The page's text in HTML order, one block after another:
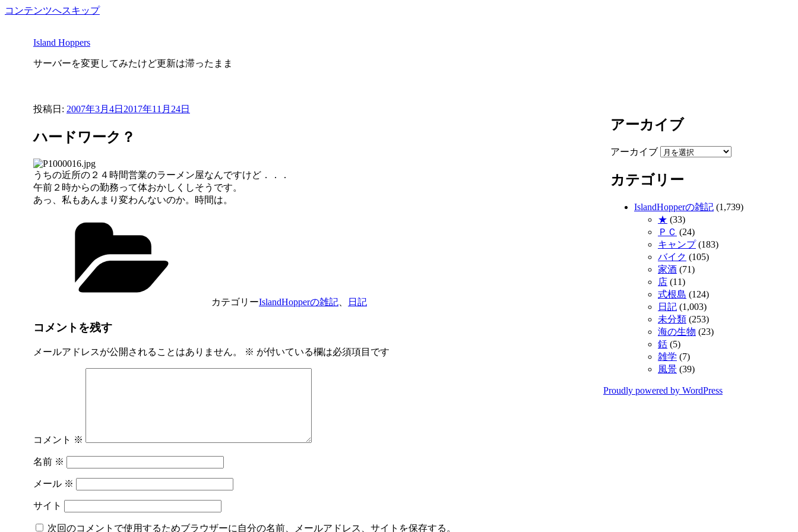
コンテンツへスキップ
Island Hoppers
サーバーを変更してみたけど更新は滞ったまま
投稿日: 2007年3月4日 2017年11月24日
ハードワーク？
うちの近所の２４時間営業のラーメン屋なんですけど．．．
午前２時からの勤務って体おかしくしそうです。
あっ、私もあんまり変わんないのか。時間は。
カテゴリーIslandHopperの雑記 日記
コメントを残す
メールアドレスが公開されることはありません。 ※ が付いている欄は必須項目です
コメント ※
名前 ※
メール ※
サイト
次回のコメントで使用するためブラウザーに自分の名前、メールアドレス、サイトを保存する。
アーカイブ
アーカイブ
カテゴリー
IslandHopperの雑記 (1,739)
★ (33)
ＰＣ (24)
キャンプ(183)
バイク (105)
家酒 (71)
店 (11)
式根島 (124)
日記 (1,003)
未分類 (253)
海の生物 (23)
銛 (5)
雑学 (7)
風景 (39)
Proudly powered by WordPress